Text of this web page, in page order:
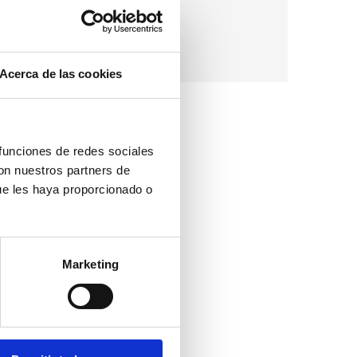
de las cookies
de redes sociales
nuestros partners de
les haya proporcionado o
Marketing
: 06:30–02:00